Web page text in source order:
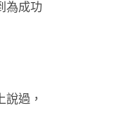
為成功
過，